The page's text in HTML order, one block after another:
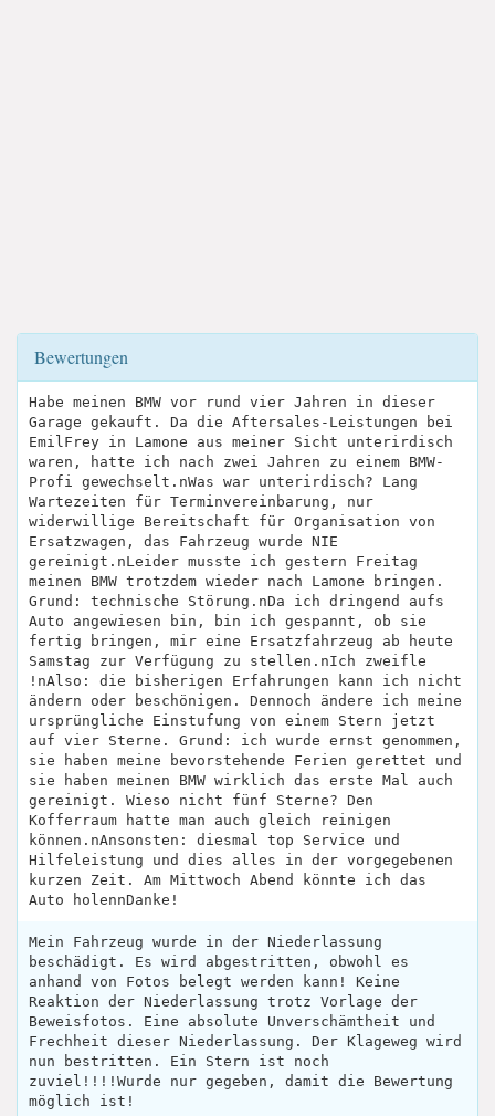
Bewertungen
Habe meinen BMW vor rund vier Jahren in dieser
Garage gekauft. Da die Aftersales-Leistungen bei
EmilFrey in Lamone aus meiner Sicht unterirdisch
waren, hatte ich nach zwei Jahren zu einem BMW-
Profi gewechselt.nWas war unterirdisch? Lang
Wartezeiten für Terminvereinbarung, nur
widerwillige Bereitschaft für Organisation von
Ersatzwagen, das Fahrzeug wurde NIE
gereinigt.nLeider musste ich gestern Freitag
meinen BMW trotzdem wieder nach Lamone bringen.
Grund: technische Störung.nDa ich dringend aufs
Auto angewiesen bin, bin ich gespannt, ob sie
fertig bringen, mir eine Ersatzfahrzeug ab heute
Samstag zur Verfügung zu stellen.nIch zweifle
!nAlso: die bisherigen Erfahrungen kann ich nicht
ändern oder beschönigen. Dennoch ändere ich meine
ursprüngliche Einstufung von einem Stern jetzt
auf vier Sterne. Grund: ich wurde ernst genommen,
sie haben meine bevorstehende Ferien gerettet und
sie haben meinen BMW wirklich das erste Mal auch
gereinigt. Wieso nicht fünf Sterne? Den
Kofferraum hatte man auch gleich reinigen
können.nAnsonsten: diesmal top Service und
Hilfeleistung und dies alles in der vorgegebenen
kurzen Zeit. Am Mittwoch Abend könnte ich das
Auto holennDanke!
Mein Fahrzeug wurde in der Niederlassung
beschädigt. Es wird abgestritten, obwohl es
anhand von Fotos belegt werden kann! Keine
Reaktion der Niederlassung trotz Vorlage der
Beweisfotos. Eine absolute Unverschämtheit und
Frechheit dieser Niederlassung. Der Klageweg wird
nun bestritten. Ein Stern ist noch
zuviel!!!!Wurde nur gegeben, damit die Bewertung
möglich ist!